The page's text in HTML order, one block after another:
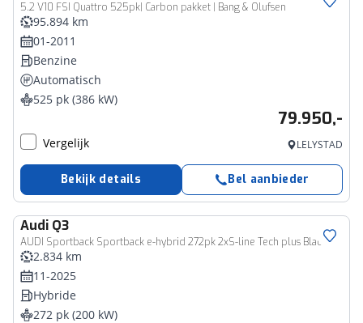
5.2 V10 FSI Quattro 525pk| Carbon pakket | Bang & Olufsen
95.894 km
01-2011
Benzine
Automatisch
525 pk (386 kW)
79.950,-
Vergelijk LELYSTAD
Bekijk details Bel aanbieder
Audi Q3
AUDI Sportback Sportback e-hybrid 272pk 2xS-line Tech plus Black Optic matrix full led 119 kmbereik
2.834 km
11-2025
Hybride
272 pk (200 kW)